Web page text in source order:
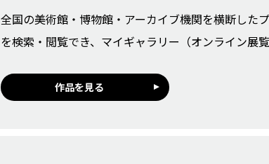
全国の美術館・博物館・アーカイブ機関を横断した
を検索・閲覧でき、マイギャラリー（オンライン展
作品を見る